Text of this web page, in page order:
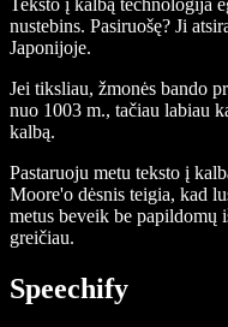
nustebins. Pasiruošę? Ji
Japonijoje.
Jei tiksliau, žmonės bando
nuo 1003 m., tačiau labiau
kalbą.
Pastaruoju metu teksto į
Moore'o dėsnis teigia, kad
metus beveik be papildomų
greičiau.
Speechify